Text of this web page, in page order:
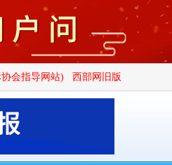
会指导网站) 西部网旧版